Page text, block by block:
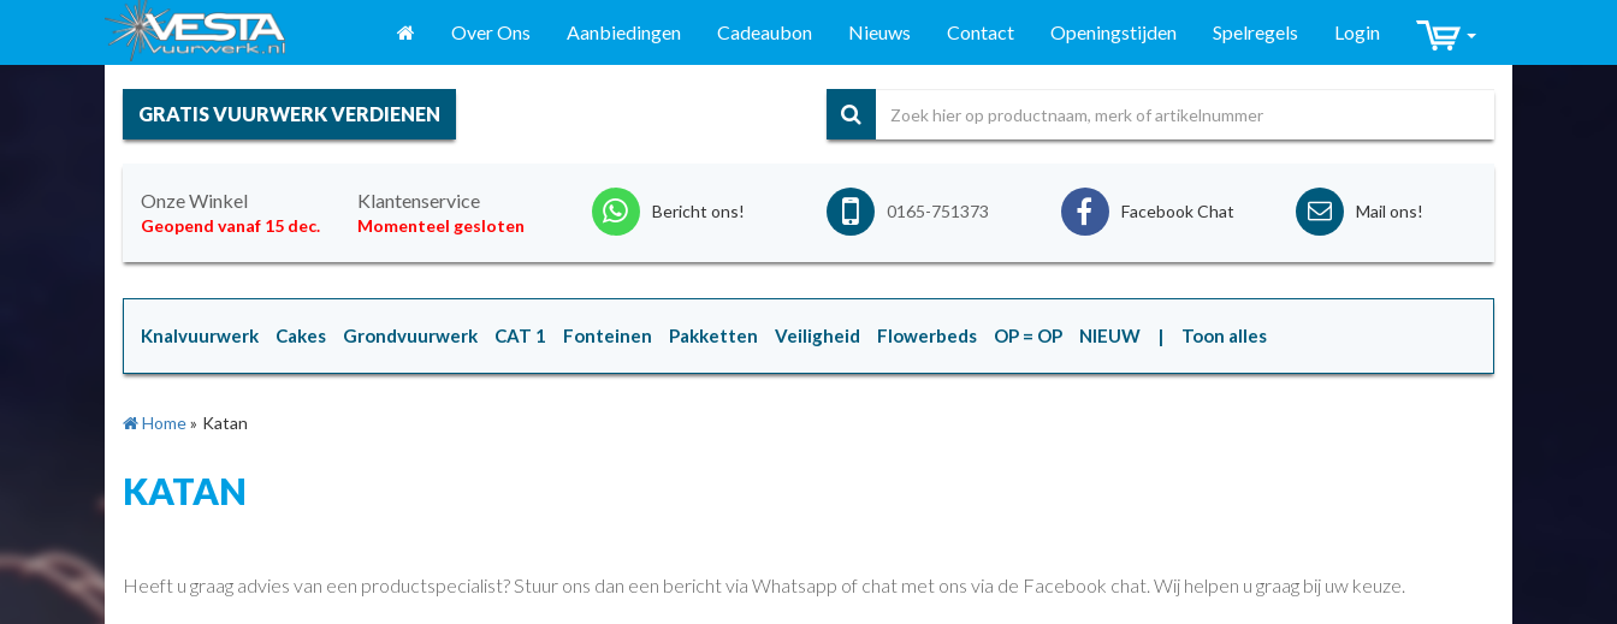
Over Ons Aanbiedingen Cadeaubon Nieuws Contact Openingstijden Spelregels Login
GRATIS VUURWERK VERDIENEN
Onze Winkel
Geopend vanaf 15 dec.
Klantenservice
Momenteel gesloten
Bericht ons! 0165-751373 Facebook Chat Mail ons!
Knalvuurwerk Cakes Grondvuurwerk CAT 1 Fonteinen Pakketten Veiligheid Flowerbeds OP = OP NIEUW | Toon alles
Home» Katan
KATAN
Heeft u graag advies van een productspecialist? Stuur ons dan een bericht via Whatsapp of chat met ons via de Facebook chat. Wij helpen u graag bij uw keuze.